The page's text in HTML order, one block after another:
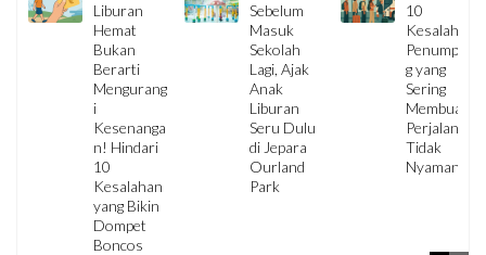
Liburan
Hemat
Bukan
Berarti
Mengurang
i
Kesenanga
n! Hindari
10
Kesalahan
yang Bikin
Dompet
Boncos
Sebelum
Masuk
Sekolah
Lagi, Ajak
Anak
Liburan
Seru Dulu
di Jepara
Ourland
Park
10
Kesalahan
Penumpan
g yang
Sering
Membuat
Perjalanan
Tidak
Nyaman